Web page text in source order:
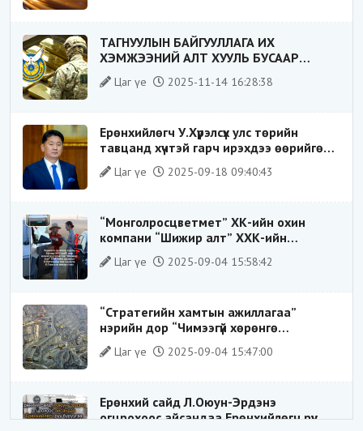
ТАГНУУЛЫН БАЙГУУЛЛАГА ИХ
ХЭМЖЭЭНИЙ АЛТ ХУУЛЬ БУСААР
ХИЛЭЭР ГАРГАХ ГЭЖ БАЙСАН
ҮЙЛДЛИЙГ ТАСЛАН ЗОГСООЛОО
Цаг үе 2025-11-14 16:28:38
Ерөнхийлөгч У.Хүрэлсүх улс төрийн
тавцанд хүчтэй гарч ирэхдээ өөрийгөө
шударга ёсны төлөө тэмцэгч, “хуучин
тогтолцооны хонгилыг нураагч” гэсэн
Цаг үе 2025-09-18 09:40:43
“Монголросцветмет” ХК-ийн охин
компани “Шижир алт” ХХК-ийн
Гүйцэтгэх захирлаар ажиллаж байсан
О.Баттөмөрт холбогдох хэрэг хаашаа
Цаг үе 2025-09-04 15:58:42
“Стратегийн хамтын ажиллагаа”
нэрийн дор “Чимээгүй хөрөнгө
хуримтлал”
Цаг үе 2025-09-04 15:47:00
Ерөнхий сайд Л.Оюун-Эрдэнэ
огцрохоос айсандаа Ерөнхийлөгч рүү